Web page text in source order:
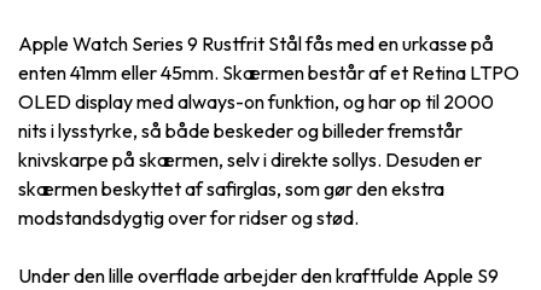
Apple Watch Series 9 Rustfrit Stål fås med en urkasse på
enten 41mm eller 45mm. Skærmen består af et Retina LTPO
OLED display med always-on funktion, og har op til 2000
nits i lysstyrke, så både beskeder og billeder fremstår
knivskarpe på skærmen, selv i direkte sollys. Desuden er
skærmen beskyttet af safirglas, som gør den ekstra
modstandsdygtig over for ridser og stød.
Under den lille overflade arbejder den kraftfulde Apple S9